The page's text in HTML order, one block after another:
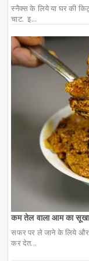
स्नैक्स के लिये या घर की
चाट. इ...
कम तेल वाला आम का सूखा
सफर पर ले जाने के लिये और
कर देत...